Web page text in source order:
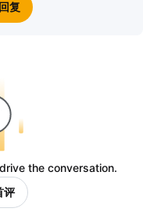
复
the conversation.
评